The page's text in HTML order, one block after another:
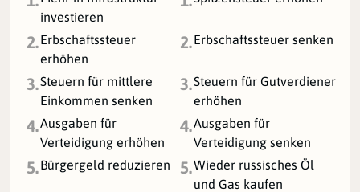
investieren
2.Erbschaftssteuer
erhöhen
2.Erbschaftssteuer senken
3.Steuern für mittlere
Einkommen senken
3.Steuern für Gutverdiener
erhöhen
4.Ausgaben für
Verteidigung erhöhen
4.Ausgaben für
Verteidigung senken
5.Bürgergeld reduzieren 5.Wieder russisches Öl
und Gas kaufen